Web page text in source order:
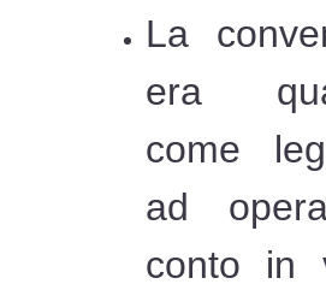
La
era
come
ad
conto in